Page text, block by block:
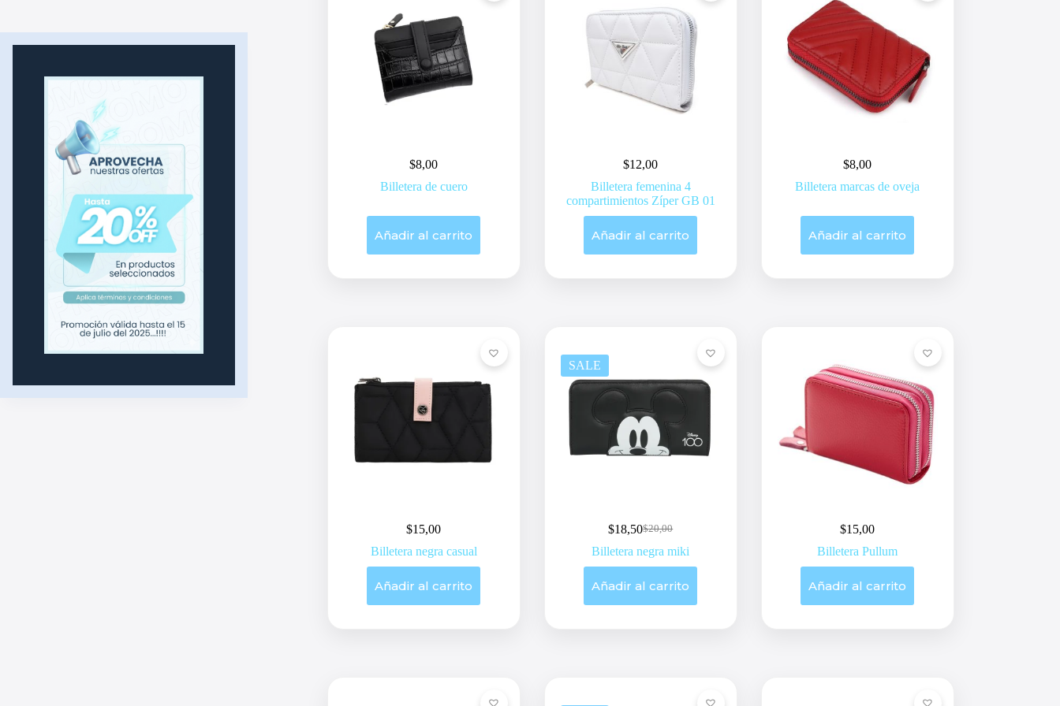
$8,00
Billetera de cuero
Añadir al carrito
$12,00
Billetera femenina 4
compartimientos Zíper GB 01
Añadir al carrito
$8,00
Billetera marcas de oveja
Añadir al carrito
$15,00
Billetera negra casual
Añadir al carrito
SALE
$20,00
Original
price
was:
$18,50Current
price
is:
Billetera negra miki
Añadir al carrito
$15,00
Billetera Pullum
Añadir al carrito